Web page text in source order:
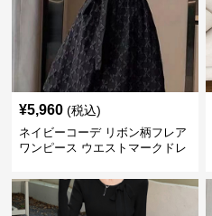
¥5,960 (税込)
ネイビーコーデ リボン柄フレア
ワンピース ウエストマークドレ